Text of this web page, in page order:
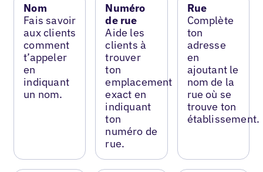
Nom
Fais savoir
aux clients
comment
t’appeler
en
indiquant
un nom.
Numéro
de rue
Aide les
clients à
trouver
ton
emplacement
exact en
indiquant
ton
numéro de
rue.
Rue
Complète
ton
adresse
en
ajoutant le
nom de la
rue où se
trouve ton
établissement.